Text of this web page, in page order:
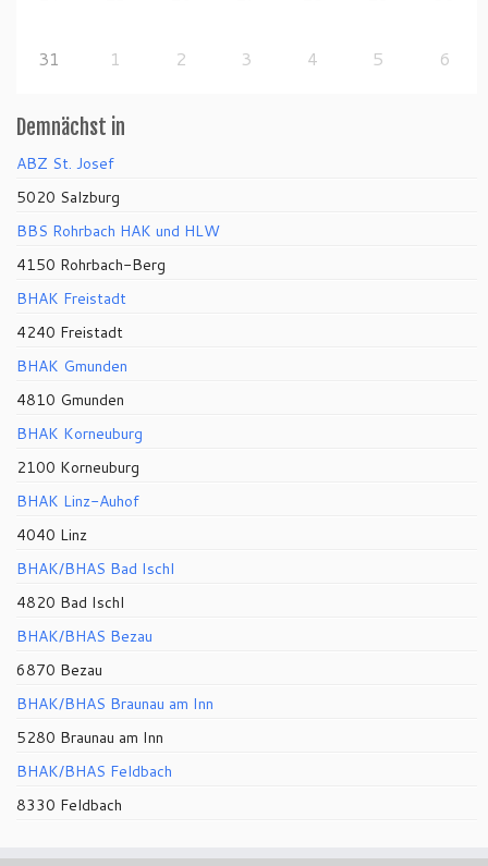
31 1 2 3 4 5 6
Demnächst in
ABZ St. Josef
5020 Salzburg
BBS Rohrbach HAK und HLW
4150 Rohrbach-Berg
BHAK Freistadt
4240 Freistadt
BHAK Gmunden
4810 Gmunden
BHAK Korneuburg
2100 Korneuburg
BHAK Linz-Auhof
4040 Linz
BHAK/BHAS Bad Ischl
4820 Bad Ischl
BHAK/BHAS Bezau
6870 Bezau
BHAK/BHAS Braunau am Inn
5280 Braunau am Inn
BHAK/BHAS Feldbach
8330 Feldbach